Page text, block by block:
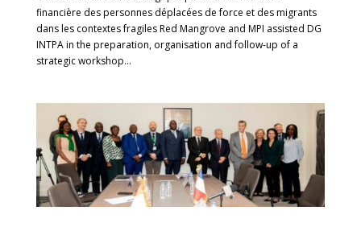
financière des personnes déplacées de force et des migrants
dans les contextes fragiles Red Mangrove and MPI assisted DG
INTPA in the preparation, organisation and follow-up of a
strategic workshop...